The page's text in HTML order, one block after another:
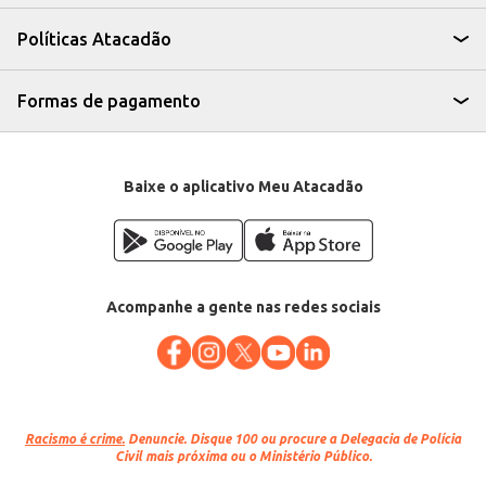
diversos paladares e estilos de cozinha.
O Filé de Costela Maturatta resfriado oferece praticidade e versatilidade
para o preparo de diversos pratos, sendo uma escolha eficiente para
atendimento de diferentes necessidades de quantidade.
Marca: Maturatta
Departamento: Carnes, aves e peixes
Venda: Por quilo, na peça
Políticas Atacadão
Formas de pagamento
Baixe o aplicativo Meu Atacadão
Acompanhe a gente nas redes sociais
Racismo é crime. Denuncie. Disque 100 ou procure a Delegacia de Polícia
Civil mais próxima ou o Ministério Público.